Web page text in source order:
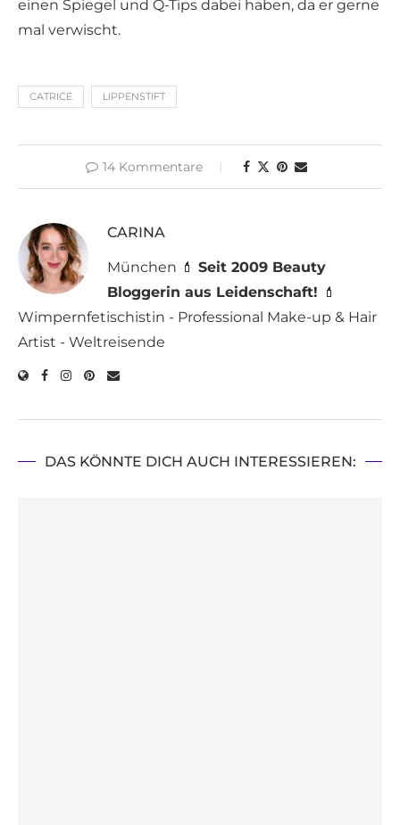
einen Spiegel und Q-Tips dabei haben, da er gerne
mal verwischt.
CATRICE LIPPENSTIFT
14 Kommentare
CARINA
München 💄 Seit 2009 Beauty
Bloggerin aus Leidenschaft! 💄
Wimpernfetischistin - Professional Make-up & Hair
Artist - Weltreisende
DAS KÖNNTE DICH AUCH INTERESSIEREN: